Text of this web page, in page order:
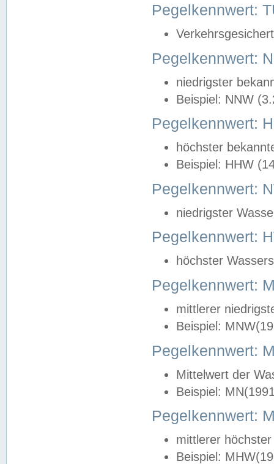
Pegelkennwert:
Pegelkennwert:
niedrigster
Beispiel: NNW
Pegelkennwert:
höchster
Beispiel: HHW
Pegelkennwert:
niedrigster
Pegelkennwert:
höchster
Pegelkennwert:
mittlerer
Beispiel:
Pegelkennwert:
Mittelwert der
Beispiel:
Pegelkennwert:
mittlerer
Beispiel: